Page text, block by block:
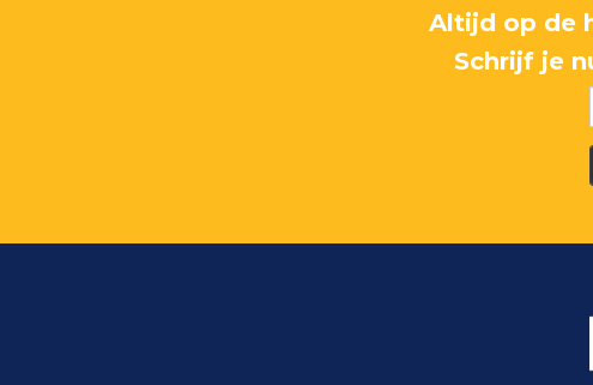
Altijd op de
Schrijf je